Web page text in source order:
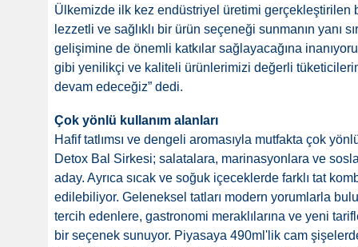
Ülkemizde ilk kez endüstriyel üretimi gerçekleştirilen
lezzetli ve sağlıklı bir ürün seçeneği sunmanın yanı
gelişimine de önemli katkılar sağlayacağına
gibi yenilikçi ve kaliteli ürünlerimizi değerli
devam edeceğiz” dedi.
Çok yönlü kullanım alanları
Hafif tatlımsı ve dengeli aromasıyla mutfakta çok
Detox Bal Sirkesi; salatalara, marinasyonlara ve
aday. Ayrıca sıcak ve soğuk içeceklerde farklı tat
edilebiliyor. Geleneksel tatları modern yorumlarla
tercih edenlere, gastronomi meraklılarına ve yeni
bir seçenek sunuyor. Piyasaya 490ml'lik cam